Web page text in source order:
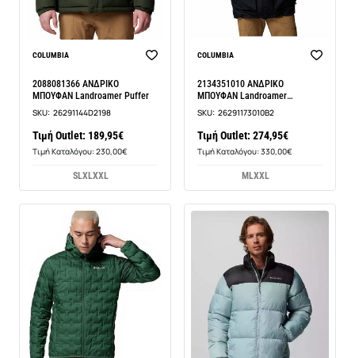
COLUMBIA
2088081366 ΑΝΔΡΙΚΟ
ΜΠΟΥΦΑΝ Landroamer Puffer
SKU: 26291144D2198
Τιμή Outlet: 189,95€
Τιμή Καταλόγου: 230,00€
SLXLXXL
COLUMBIA
2134351010 ΑΝΔΡΙΚΟ
ΜΠΟΥΦΑΝ Landroamer
Interchange
SKU: 26291173010B2
Τιμή Outlet: 274,95€
Τιμή Καταλόγου: 330,00€
MLXXL